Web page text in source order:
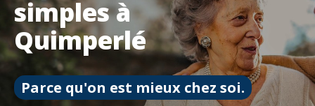
simples à
Quimperlé
Parce qu'on est mieux chez soi.